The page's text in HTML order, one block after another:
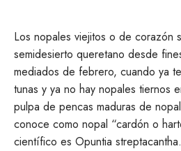
Los nopales viejitos o de corazón
semidesierto queretano desde
mediados de febrero, cuando ya
tunas y ya no hay nopales tiernos
pulpa de pencas maduras de
conoce como nopal “cardón o
científico es Opuntia streptacantha.